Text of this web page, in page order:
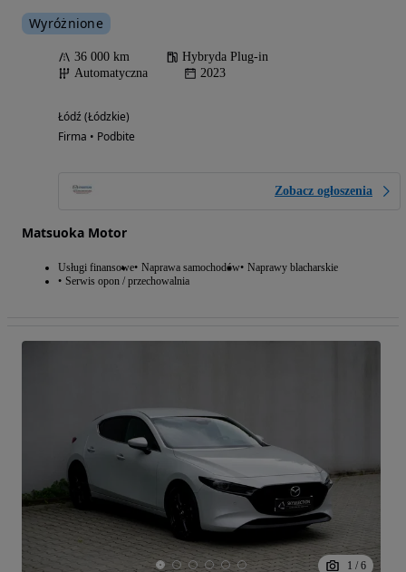
Wyróżnione
36 000 km
Hybryda Plug-in
Automatyczna
2023
Łódź (Łódzkie)
Firma • Podbite
Zobacz ogłoszenia
Matsuoka Motor
Usługi finansowe Naprawa samochodów Naprawy blacharskie
Serwis opon / przechowalnia
1 / 6